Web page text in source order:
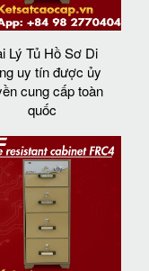
Lý Tủ Hồ Sơ Di
uy tín được ủy
cung cấp toàn
quốc